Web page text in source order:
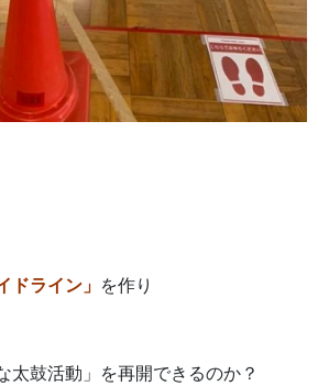
ドライン」 を作り
太鼓活動」を再開できるのか？